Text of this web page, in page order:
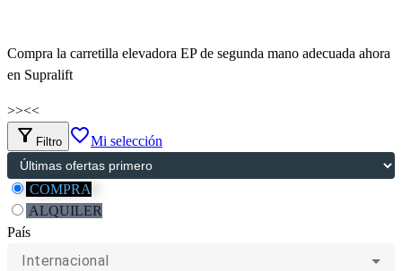
Compra la carretilla elevadora EP de segunda mano adecuada ahora
en Supralift
>><<
filter_alt Filtro favorite_borderMi selección
COMPRA
ALQUILER
País
Internacional